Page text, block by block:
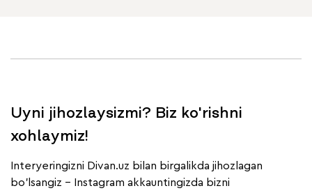
Uyni jihozlaysizmi? Biz ko'rishni
xohlaymiz!
Interyeringizni Divan.uz bilan birgalikda jihozlagan
bo'lsangiz - Instagram akkauntingizda bizni